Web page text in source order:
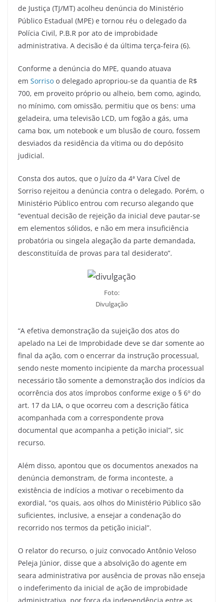
de Justiça (TJ/MT) acolheu denúncia do Ministério
Público Estadual (MPE) e tornou réu o delegado da
Polícia Civil, P.B.R por ato de improbidade
administrativa. A decisão é da última terça-feira (6).
Conforme a denúncia do MPE, quando atuava
em Sorriso o delegado apropriou-se da quantia de R$
700, em proveito próprio ou alheio, bem como, agindo,
no mínimo, com omissão, permitiu que os bens: uma
geladeira, uma televisão LCD, um fogão a gás, uma
cama box, um notebook e um blusão de couro, fossem
desviados da residência da vítima ou do depósito
judicial.
Consta dos autos, que o Juízo da 4ª Vara Cível de
Sorriso rejeitou a denúncia contra o delegado. Porém, o
Ministério Público entrou com recurso alegando que
“eventual decisão de rejeição da inicial deve pautar-se
em elementos sólidos, e não em mera insuficiência
probatória ou singela alegação da parte demandada,
desconstituída de provas para tal desiderato”.
Foto:
Divulgação
“A efetiva demonstração da sujeição dos atos do
apelado na Lei de Improbidade deve se dar somente ao
final da ação, com o encerrar da instrução processual,
sendo neste momento incipiente da marcha processual
necessário tão somente a demonstração dos indícios da
ocorrência dos atos ímprobos conforme exige o § 6º do
art. 17 da LIA, o que ocorreu com a descrição fática
acompanhada com a correspondente prova
documental que acompanha a petição inicial”, sic
recurso.
Além disso, apontou que os documentos anexados na
denúncia demonstram, de forma inconteste, a
existência de indícios a motivar o recebimento da
exordial, “os quais, aos olhos do Ministério Público são
suficientes, inclusive, a ensejar a condenação do
recorrido nos termos da petição inicial”.
O relator do recurso, o juiz convocado Antônio Veloso
Peleja Júnior, disse que a absolvição do agente em
seara administrativa por ausência de provas não enseja
o indeferimento da inicial de ação de improbidade